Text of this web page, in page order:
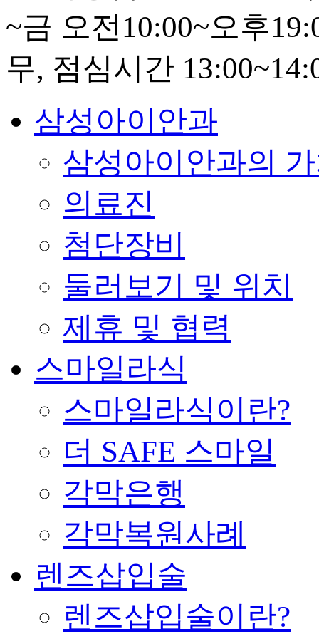
삼성아이안과
삼성아이안과의
의료진
첨단장비
둘러보기 및 위치
제휴 및 협력
스마일라식
스마일라식이란?
더 SAFE 스마일
각막은행
각막복원사례
렌즈삽입술
렌즈삽입술이란?